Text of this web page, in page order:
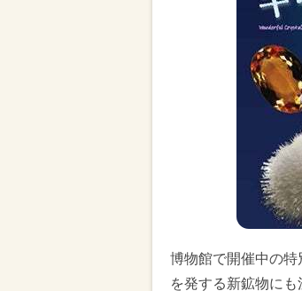
博物館で開催中の
を発する新鉱物にも